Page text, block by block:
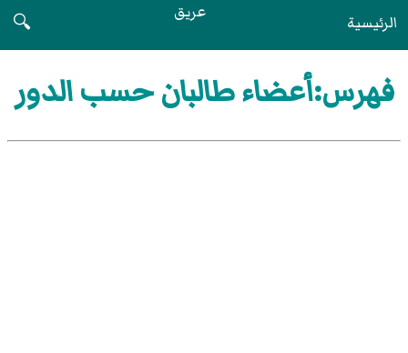
الرئيسية عريق
🔍
فهرس:أعضاء طالبان حسب الدور